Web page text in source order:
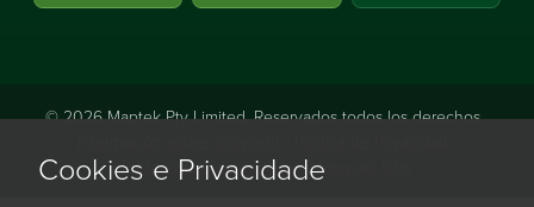
©2026Maptek Pty Limited, Reservados todos los derechos
Preferências de cookies
Mapa del Sitio
Cookies e Privacidade